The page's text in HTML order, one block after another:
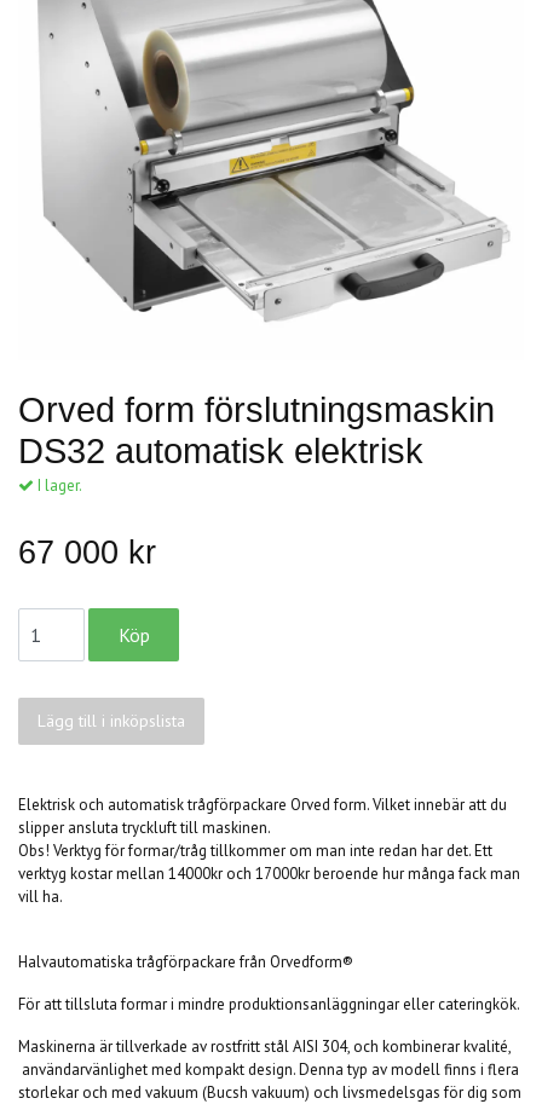
Orved form förslutningsmaskin
DS32 automatisk elektrisk
I lager.
67 000 kr
Lägg till i inköpslista
Elektrisk och automatisk trågförpackare Orved form. Vilket innebär att du
slipper ansluta tryckluft till maskinen.
Obs! Verktyg för formar/tråg tillkommer om man inte redan har det. Ett
verktyg kostar mellan 14000kr och 17000kr beroende hur många fack man
vill ha.
Halvautomatiska trågförpackare från Orvedform®
För att tillsluta formar i mindre produktionsanläggningar eller cateringkök.
Maskinerna är tillverkade av rostfritt stål AISI 304, och kombinerar kvalité,
användarvänlighet med kompakt design. Denna typ av modell finns i flera
storlekar och med vakuum (Bucsh vakuum) och livsmedelsgas för dig som